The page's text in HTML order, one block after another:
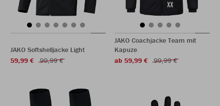
JAKO Softshelljacke Light
59,99 €
99,99 €
JAKO Coachjacke Team mit
Kapuze
ab 59,99 €
99,99 €